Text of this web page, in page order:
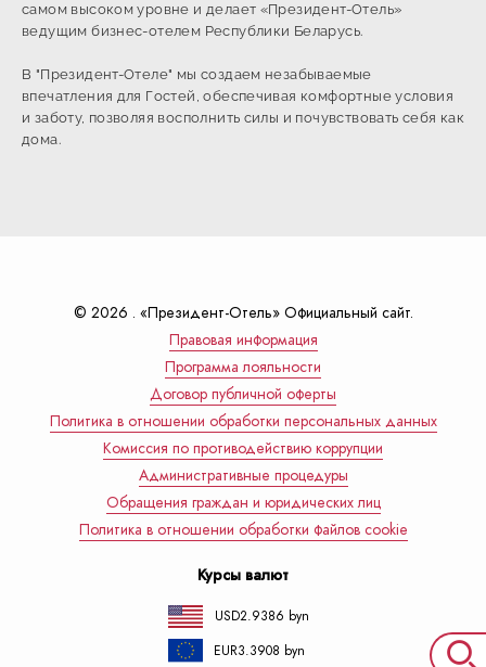
самом высоком уровне и делает «Президент-Отель»
ведущим бизнес-отелем Республики Беларусь.
В "Президент-Отеле" мы создаем незабываемые
впечатления для Гостей, обеспечивая комфортные условия
и заботу, позволяя восполнить силы и почувствовать себя как
дома.
© 2026 . «Президент-Отель» Официальный сайт.
Правовая информация
Программа лояльности
Договор публичной оферты
Политика в отношении обработки персональных данных
Комиссия по противодействию коррупции
Административные процедуры
Обращения граждан и юридических лиц
Политика в отношении обработки файлов cookie
Курсы валют
USD2.9386 byn
EUR3.3908 byn